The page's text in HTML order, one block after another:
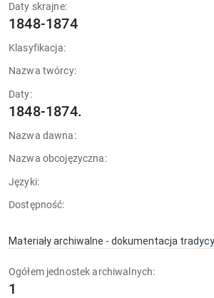
Daty skrajne:
1848-1874
Klasyfikacja:
Nazwa twórcy:
Daty:
1848-1874.
Nazwa dawna:
Nazwa obcojęzyczna:
Języki:
Dostępność:
Materiały archiwalne - dokumentacja
Ogółem jednostek archiwalnych:
1